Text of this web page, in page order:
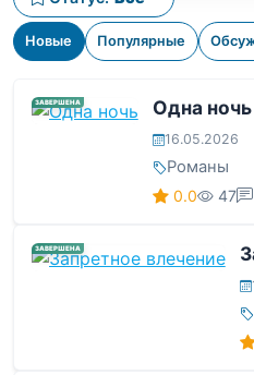
Новые Популярные
ЗАВЕРШЕНА Одна ночь
16.05.2026
Романы
0.0 47
ЗАВЕРШЕНА